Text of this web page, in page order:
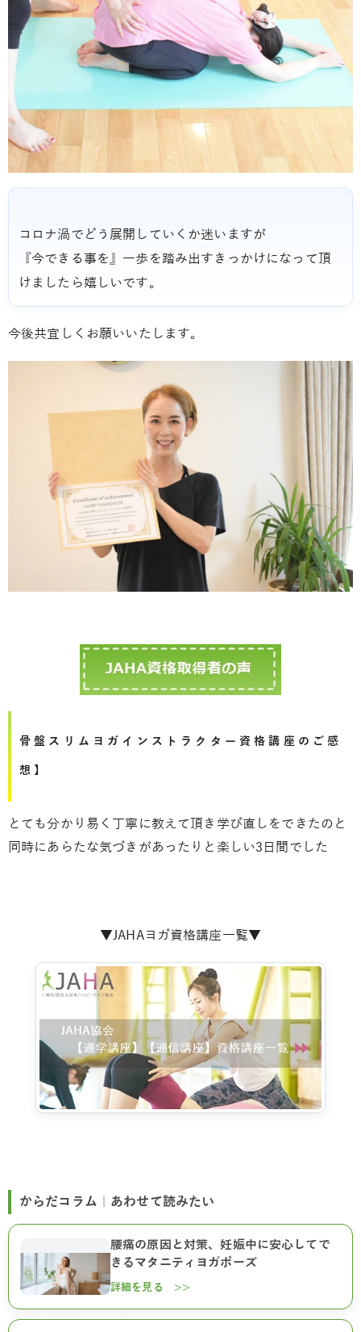
コロナ渦でどう展開していくか迷いますが
『今できる事を』一歩を踏み出すきっかけになって頂
けましたら嬉しいです。
今後共宜しくお願いいたします。
骨盤スリムヨガインストラクター資格講座のご感
想】
とても分かり易く丁寧に教えて頂き学び直しをできたのと
同時にあらたな気づきがあったりと楽しい3日間でした
▼JAHAヨガ資格講座一覧▼
からだコラム｜あわせて読みたい
腰痛の原因と対策、妊娠中に安心してで
きるマタニティヨガポーズ
詳細を見る >>